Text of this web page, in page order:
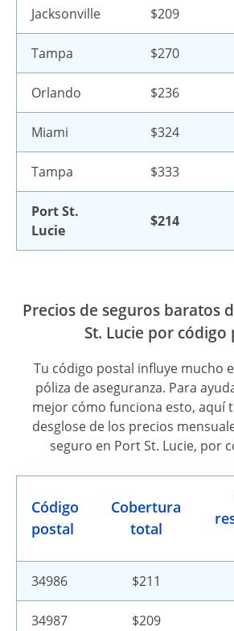
Jacksonville $209
Tampa $270
Orlando $236
Miami $324
Tampa $333
Port St.
Lucie
$214
Precios de seguros baratos
St. Lucie por código
Tu código postal influye mucho
póliza de aseguranza. Para
mejor cómo funciona esto, aquí
desglose de los precios
seguro en Port St. Lucie, por
Código
postal
Cobertura
total
34986 $211
34987 $209